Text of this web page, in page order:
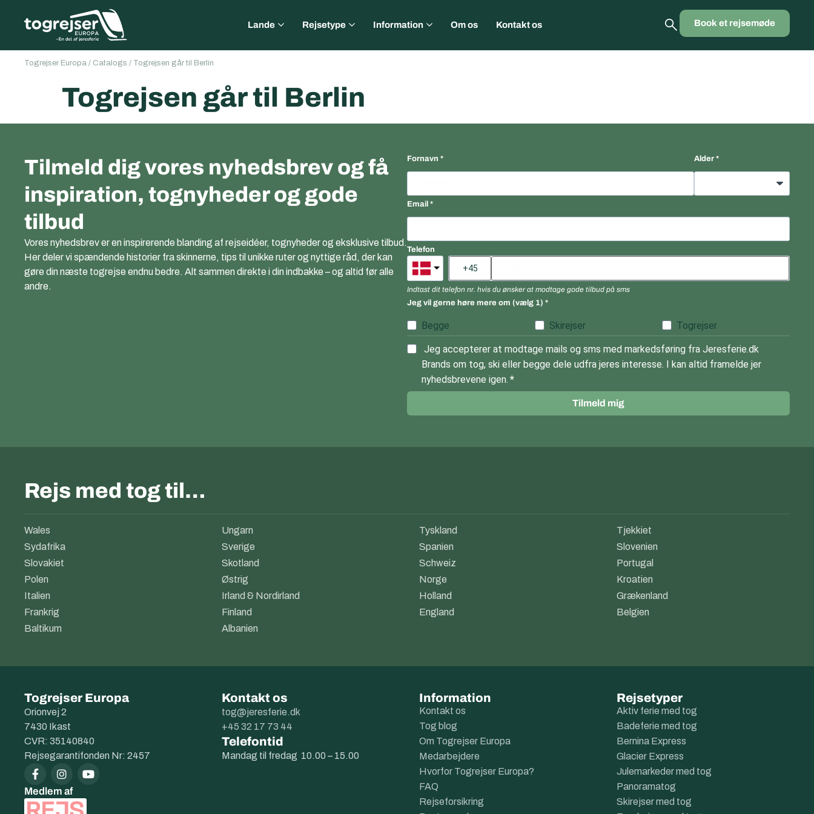
Lande Rejsetype Information Om os Kontakt os Book et rejsemøde
Togrejser Europa / Catalogs / Togrejsen går til Berlin
Togrejsen går til Berlin
Tilmeld dig vores nyhedsbrev og få
inspiration, tognyheder og gode
tilbud
Vores nyhedsbrev er en inspirerende blanding af rejseidéer, tognyheder og eksklusive tilbud.
Her deler vi spændende historier fra skinnerne, tips til unikke ruter og nyttige råd, der kan
gøre din næste togrejse endnu bedre. Alt sammen direkte i din indbakke – og altid før alle
andre.
Fornavn Alder
Email
Telefon
Indtast dit telefon nr. hvis du ønsker at modtage gode tilbud på sms
Jeg vil gerne høre mere om (vælg 1)
Begge Skirejser Togrejser
Jeg accepterer at modtage mails og sms med markedsføring fra Jeresferie.dk
Brands om tog, ski eller begge dele udfra jeres interesse. I kan altid framelde jer
nyhedsbrevene igen.
Tilmeld mig
Rejs med tog til…
Wales Ungarn Tyskland
Tjekkiet
Sydafrika
Sverige Spanien
Slovenien
Slovakiet
Skotland Schweiz
Portugal
Polen
Østrig Norge
Kroatien
Italien
Irland & Nordirland Holland
Grækenland
Frankrig
Finland England
Belgien
Baltikum
Albanien
Togrejser Europa
Orionvej 2
7430 Ikast
CVR: 35140840
Rejsegarantifonden Nr: 2457
Medlem af
Kontakt os
tog@jeresferie.dk
+45 32 17 73 44
Telefontid
Mandag til fredag 10.00 – 15.00
Information
Kontakt os
Tog blog
Om Togrejser Europa
Medarbejdere
Hvorfor Togrejser Europa?
FAQ
Rejseforsikring
Rejsetyper
Aktiv ferie med tog
Badeferie med tog
Bernina Express
Glacier Express
Julemarkeder med tog
Panoramatog
Skirejser med tog